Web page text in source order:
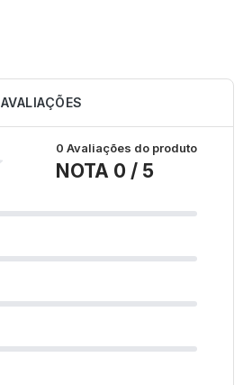
AVALIAÇÕES
0 Avaliações do produto
NOTA 0 / 5